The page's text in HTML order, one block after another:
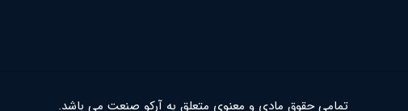
تمامی حقوق مادی و معنوی متعلق به آرکو صنعت می باشد.